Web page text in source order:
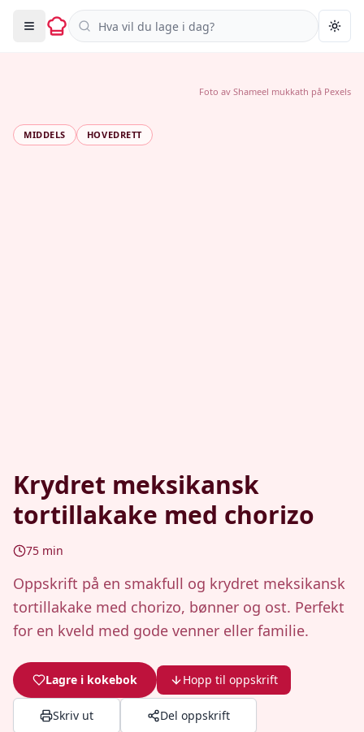
Søk i oppskrifter
MIDDELS HOVEDRETT
Krydret meksikansk
tortillakake med chorizo
75 min
Oppskrift på en smakfull og krydret meksikansk
tortillakake med chorizo, bønner og ost. Perfekt
for en kveld med gode venner eller familie.
Lagre i kokebok Hopp til oppskrift
Skriv ut Del oppskrift
Foto av Shameel mukkath på Pexels